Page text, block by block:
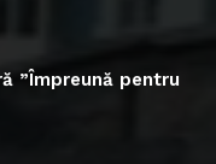
”Împreună pentru